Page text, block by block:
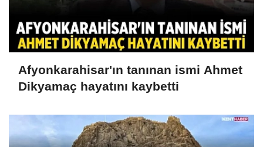
Afyonkarahisar'ın tanınan ismi Ahmet
Dikyamaç hayatını kaybetti